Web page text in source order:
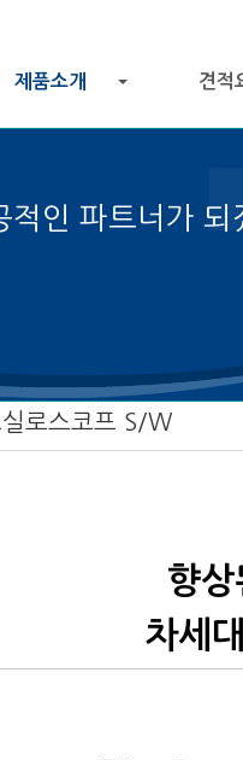
제품소개 견적
적인 파트너가 되
성공의 열쇠입니다.
실로스코프 S/W
향
차세